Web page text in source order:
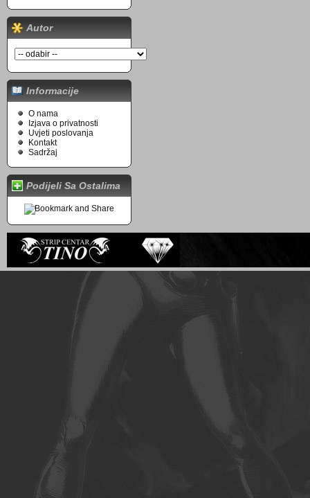
Autor
Informacije
O nama
Izjava o privatnosti
Uvjeti poslovanja
Kontakt
Sadržaj
Podijeli Sa Ostalima